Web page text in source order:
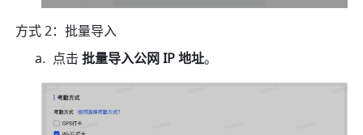
方式 2：批量导入
点击 批量导入公网 IP 地址。